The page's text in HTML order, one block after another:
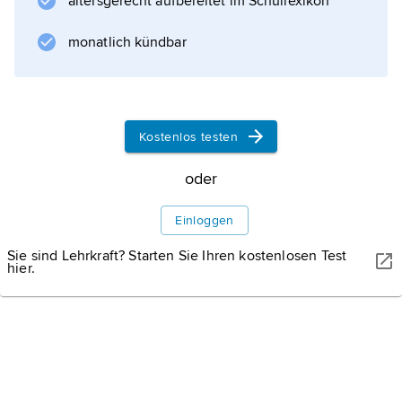
Polarschiff Fram, Kon-Tiki-Museum mit dem
Floß von
Informationen zum Artikel
monatlich kündbar
Kostenlos testen
oder
Einloggen
Sie sind Lehrkraft? Starten Sie Ihren kostenlosen Test
hier.